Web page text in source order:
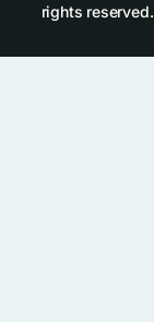
rights reserved.